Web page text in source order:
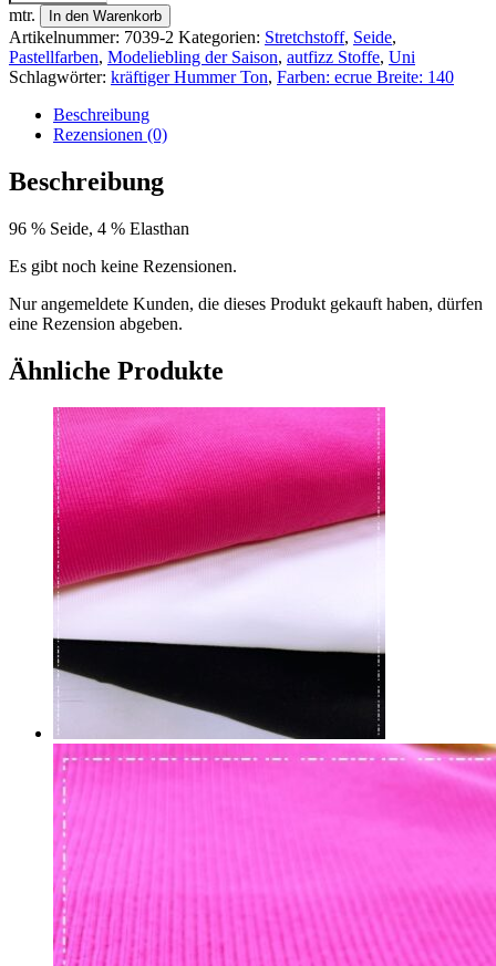
Seidensatin
eines
Premium-
Labels
aus
Deutschland
Menge
mtr. In den Warenkorb
Artikelnummer: 7039-2 Kategorien: Stretchstoff, Seide,
Pastellfarben, Modeliebling der Saison, autfizz Stoffe, Uni
Schlagwörter: kräftiger Hummer Ton, Farben: ecrue Breite: 140
Beschreibung
Rezensionen (0)
Beschreibung
96 % Seide, 4 % Elasthan
Es gibt noch keine Rezensionen.
Nur angemeldete Kunden, die dieses Produkt gekauft haben, dürfen
eine Rezension abgeben.
Ähnliche Produkte